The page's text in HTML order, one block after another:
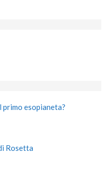
esopianeta?
Rosetta